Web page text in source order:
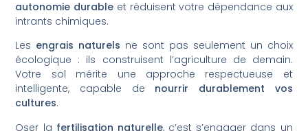
autonomie durable et réduisent votre dépendance aux
intrants chimiques.
Les engrais naturels ne sont pas seulement un choix
écologique : ils construisent l’agriculture de demain.
Votre sol mérite une approche respectueuse et
intelligente, capable de nourrir durablement vos
cultures.
Oser la fertilisation naturelle, c’est s’engager dans un